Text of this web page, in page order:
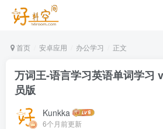
首页 安卓应用 办公学习 正文
万词王-语言学习英语单词学习
员版
Kunkka
6个月前更新